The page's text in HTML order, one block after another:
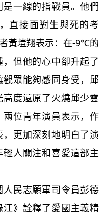
一線的指戰員。他們
直接面對生與死的考
黃塏翔表示：在-9℃的
但他的心中卻升起了
眾能夠感同身受，邱
度還原了火燒邱少雲
位青年演員表示，作
更加深刻地明白了演
人關注和喜愛這部主
民志願軍司令員彭德
》詮釋了愛國主義精